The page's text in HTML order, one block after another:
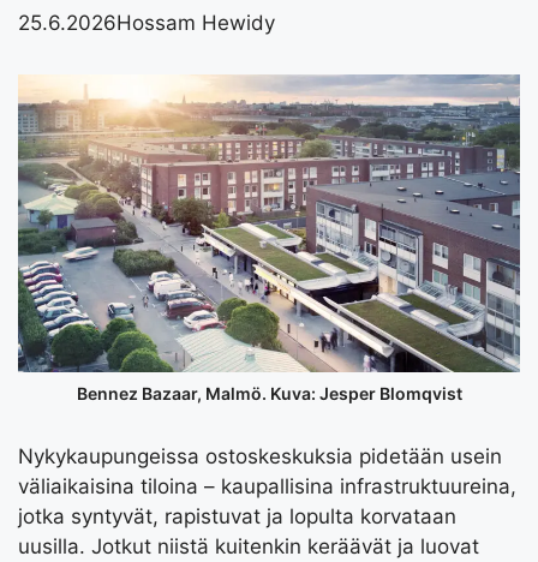
25.6.2026Hossam Hewidy
Bennez Bazaar, Malmö. Kuva: Jesper Blomqvist
Nykykaupungeissa ostoskeskuksia pidetään usein
väliaikaisina tiloina – kaupallisina infrastruktuureina,
jotka syntyvät, rapistuvat ja lopulta korvataan
uusilla. Jotkut niistä kuitenkin keräävät ja luovat